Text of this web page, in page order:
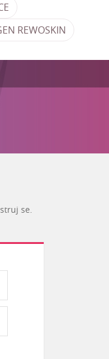
REWOSKIN
se.